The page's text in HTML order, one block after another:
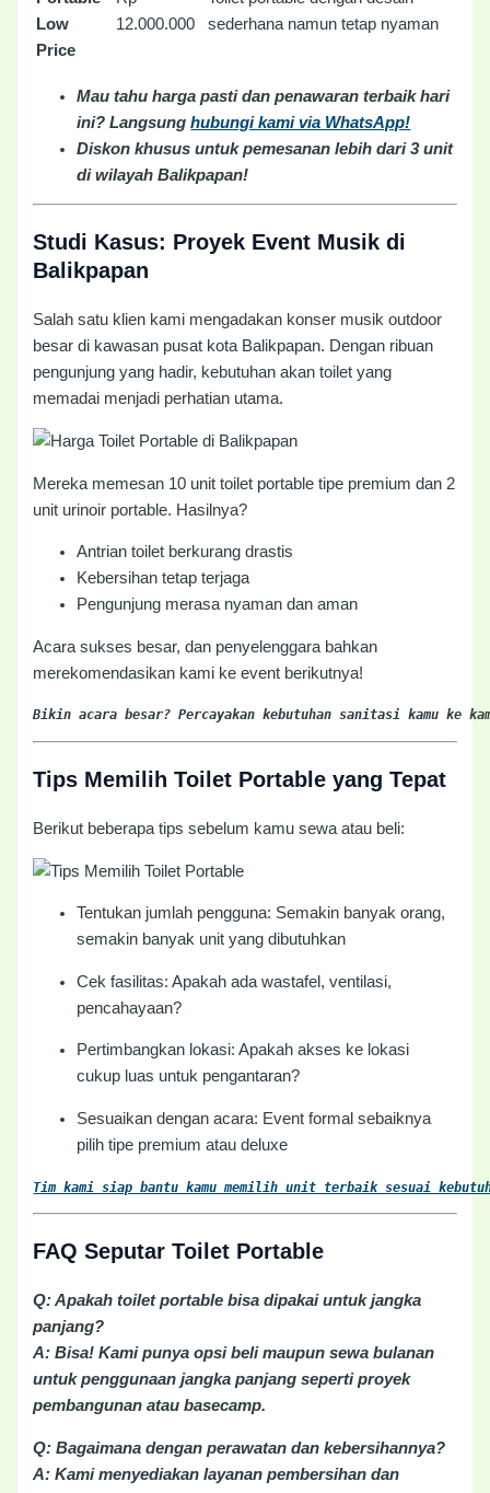
Low
Price
12.000.000
sederhana namun tetap nyaman
Mau tahu harga pasti dan penawaran terbaik hari
ini? Langsunghubungi kami via WhatsApp!
Diskon khusus untuk pemesanan lebih dari 3 unit
di wilayah Balikpapan!
Studi Kasus: Proyek Event Musik di
Balikpapan
Salah satu klien kami mengadakan konser musik outdoor
besar di kawasan pusat kota Balikpapan. Dengan ribuan
pengunjung yang hadir, kebutuhan akan toilet yang
memadai menjadi perhatian utama.
Mereka memesan 10 unit toilet portable tipe premium dan 2
unit urinoir portable. Hasilnya?
Antrian toilet berkurang drastis
Kebersihan tetap terjaga
Pengunjung merasa nyaman dan aman
Acara sukses besar, dan penyelenggara bahkan
merekomendasikan kami ke event berikutnya!
Bikin acara besar? Percayakan kebutuhan sanitasi kamu ke
Tips Memilih Toilet Portable yang Tepat
Berikut beberapa tips sebelum kamu sewa atau beli:
Tentukan jumlah pengguna: Semakin banyak orang,
semakin banyak unit yang dibutuhkan
Cek fasilitas: Apakah ada wastafel, ventilasi,
pencahayaan?
Pertimbangkan lokasi: Apakah akses ke lokasi
cukup luas untuk pengantaran?
Sesuaikan dengan acara: Event formal sebaiknya
pilih tipe premium atau deluxe
Tim kami siap bantu kamu memilih unit terbaik sesuai
FAQ Seputar Toilet Portable
Q: Apakah toilet portable bisa dipakai untuk jangka
panjang?
A: Bisa! Kami punya opsi beli maupun sewa bulanan
untuk penggunaan jangka panjang seperti proyek
pembangunan atau basecamp.
Q: Bagaimana dengan perawatan dan kebersihannya?
A: Kami menyediakan layanan pembersihan dan